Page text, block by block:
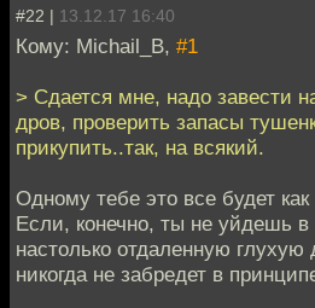
#22 | 13.12.17 16:40
Кому: Michail_B, #1
> Сдается мне, надо завести
дров, проверить запасы
прикупить..так, на всякий.
Одному тебе это все будет
Если, конечно, ты не уйдешь в
настолько отдаленную глухую
никогда не забредет в